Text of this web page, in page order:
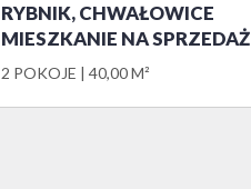
RYBNIK, CHWAŁOWICE
MIESZKANIE NA SPRZEDAŻ
2 POKOJE 40,00 M²